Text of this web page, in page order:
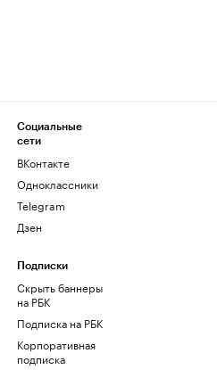
Социальные
сети
ВКонтакте
Одноклассники
Telegram
Дзен
Подписки
Скрыть баннеры
на РБК
Подписка на РБК
Корпоративная
подписка